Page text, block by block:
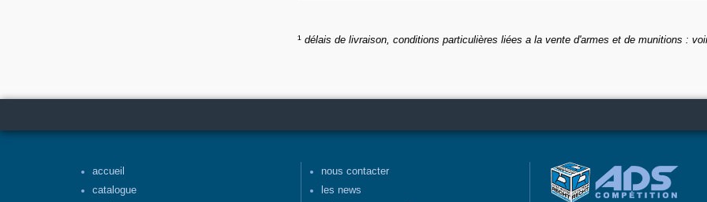
¹ délais de livraison, conditions particulières liées a la vente d'armes et de munitions :
accueil
catalogue
nous contacter
les news